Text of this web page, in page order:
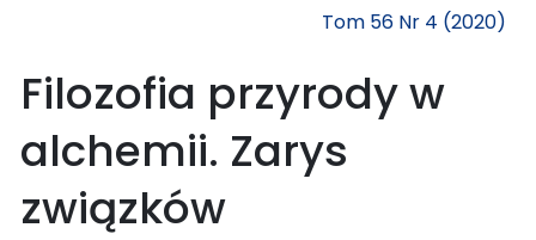
Tom 56 Nr 4 (2020)
Filozofia przyrody w
alchemii. Zarys
związków